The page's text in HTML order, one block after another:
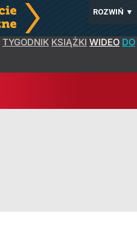
ROZWIŃ ▼
TYGODNIK KSIĄŻKI WIDEO DO